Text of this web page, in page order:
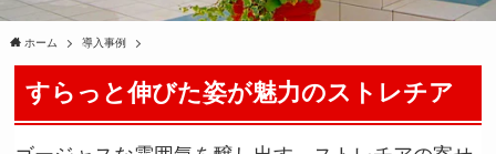
ホーム 導入事例
すらっと伸びた姿が魅力のストレチア